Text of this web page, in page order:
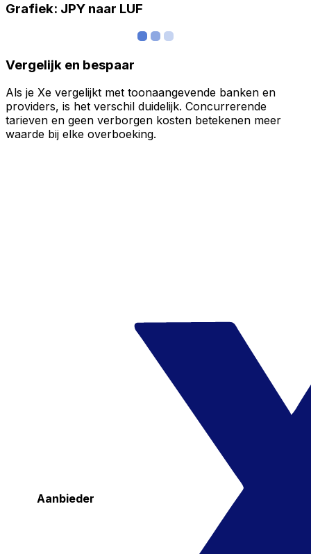
Grafiek: JPY naar LUF
Vergelijk en bespaar
Als je Xe vergelijkt met toonaangevende banken en
providers, is het verschil duidelijk. Concurrerende
tarieven en geen verborgen kosten betekenen meer
waarde bij elke overboeking.
Aanbieder